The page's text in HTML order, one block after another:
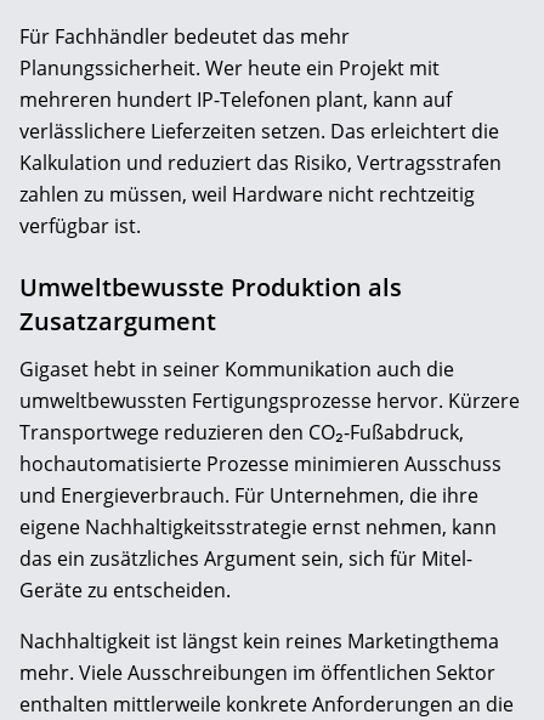
Für Fachhändler bedeutet das mehr
Planungssicherheit. Wer heute ein Projekt mit
mehreren hundert IP-Telefonen plant, kann auf
verlässlichere Lieferzeiten setzen. Das erleichtert die
Kalkulation und reduziert das Risiko, Vertragsstrafen
zahlen zu müssen, weil Hardware nicht rechtzeitig
verfügbar ist.
Umweltbewusste Produktion als
Zusatzargument
Gigaset hebt in seiner Kommunikation auch die
umweltbewussten Fertigungsprozesse hervor. Kürzere
Transportwege reduzieren den CO₂-Fußabdruck,
hochautomatisierte Prozesse minimieren Ausschuss
und Energieverbrauch. Für Unternehmen, die ihre
eigene Nachhaltigkeitsstrategie ernst nehmen, kann
das ein zusätzliches Argument sein, sich für Mitel-
Geräte zu entscheiden.
Nachhaltigkeit ist längst kein reines Marketingthema
mehr. Viele Ausschreibungen im öffentlichen Sektor
enthalten mittlerweile konkrete Anforderungen an die